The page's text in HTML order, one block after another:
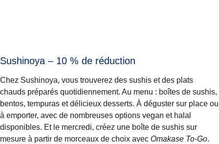
Sushinoya – 10 % de réduction
Chez Sushinoya, vous trouverez des sushis et des plats
chauds préparés quotidiennement. Au menu : boîtes de sushis,
bentos, tempuras et délicieux desserts. À déguster sur place ou
à emporter, avec de nombreuses options vegan et halal
disponibles. Et le mercredi, créez une boîte de sushis sur
mesure à partir de morceaux de choix avec Omakase To-Go.